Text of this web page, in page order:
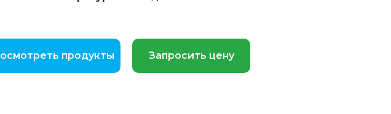
продукты Запросить цену